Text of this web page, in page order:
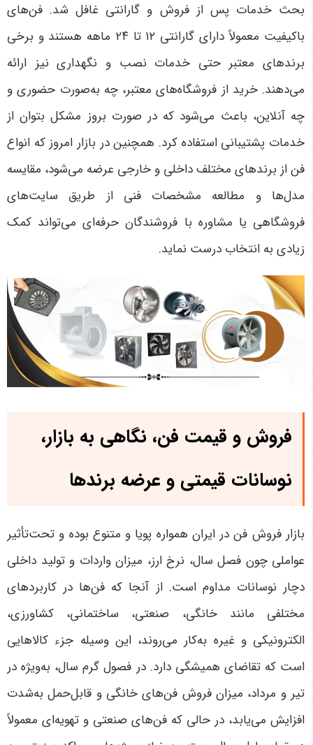
بحث خدمات پس از فروش و گارانتی غافل شد. فن‌های
باکیفیت معمولاً دارای گارانتی ۱۲ تا ۲۴ ماهه هستند و برخی
برندهای معتبر حتی خدمات نصب و نگهداری نیز ارائه
می‌دهند. خرید از فروشگاه‌های معتبر، چه به‌صورت حضوری و
چه آنلاین، باعث می‌شود که در صورت بروز مشکل بتوان از
خدمات پشتیبانی استفاده کرد. همچنین در بازار امروز که انواع
فن از برندهای مختلف داخلی و خارجی عرضه می‌شود، مقایسه
مدل‌ها و مطالعه مشخصات فنی از طریق سایت‌های
فروشگاهی یا مشاوره با فروشندگان حرفه‌ای می‌تواند کمک
زیادی به انتخاب درست نماید.
فروش و قیمت فن، نگاهی به بازار،
نوسانات قیمتی و عرضه برندها
بازار فروش فن در ایران همواره پویا و متنوع بوده و تحت‌تأثیر
عواملی چون فصل سال، نرخ ارز، میزان واردات و تولید داخلی
دچار نوسانات مداوم است. از آنجا که فن‌ها در کاربردهای
مختلفی مانند خانگی، صنعتی، ساختمانی، کشاورزی،
الکترونیکی و غیره به‌کار می‌روند، این وسیله جزء کالاهایی
است که تقاضای همیشگی دارد. در فصول گرم سال، به‌ویژه در
تیر و مرداد، میزان فروش فن‌های خانگی و قابل‌حمل به‌شدت
افزایش می‌یابد، در حالی که فن‌های صنعتی و تهویه‌ای معمولاً